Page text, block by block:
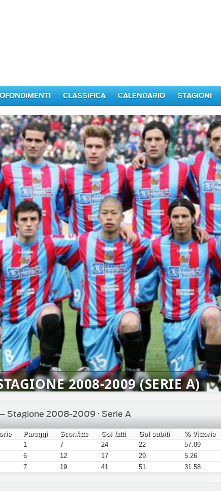
CLASSIFICA CALENDARIO STAGIONI
2008-2009 (SERIE A)
Stagione 2008-2009 · Serie A
Pareggi Sconfitte Gol fatti Gol subiti
% Vittorie
1 7 24 22
57.89
6 12 17 29
5.26
7 19 41 51 31.58